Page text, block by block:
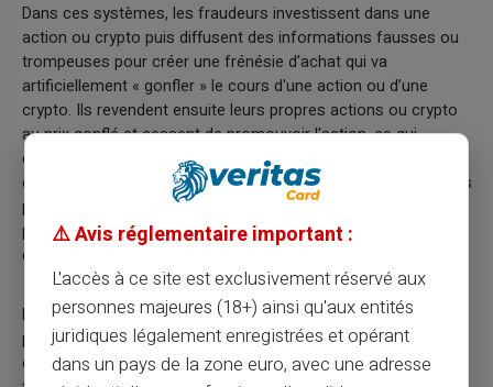
Dans ces systèmes, les fraudeurs investissent dans une
action ou crypto puis diffusent des informations fausses ou
trompeuses pour créer une frénésie d'achat qui va
artificiellement « gonfler » le cours d'une action ou d’une
crypto. Ils revendent ensuite leurs propres actions ou crypto
au prix gonflé et cessent de promouvoir l'action, ce qui
entraîne des pertes pour les autres investisseurs lorsque le
cours de l'action ou de la crypto chute. Ces recommandations
peuvent être présentées comme des informations clés
provenant de personnes « dans le secret » et mises à votre
disposition en raison d'un statut privilégié ou spécial.
Les fraudeurs utilisent souvent de nouvelles technologies
pour diffuser des informations fausses ou trompeuses sur le
cours d'une action. Par exemple, les « recommandations » de
⚠️ Avis réglementaire important :
L'accès à ce site est exclusivement réservé aux
personnes majeures (18+) ainsi qu'aux entités
juridiques légalement enregistrées et opérant
dans un pays de la zone euro, avec une adresse